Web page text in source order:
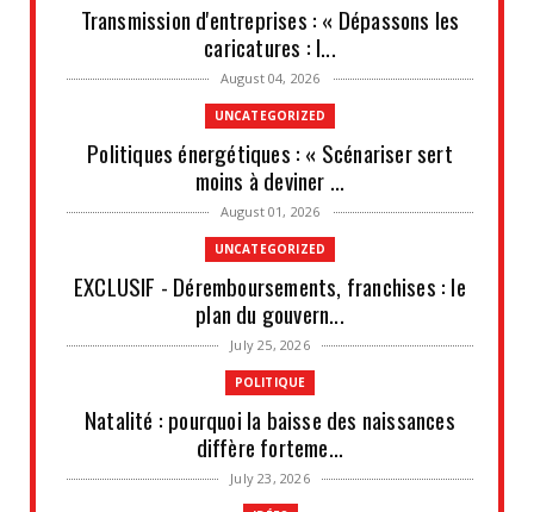
Transmission d'entreprises : « Dépassons les
caricatures : l...
August 04, 2026
UNCATEGORIZED
Politiques énergétiques : « Scénariser sert
moins à deviner ...
August 01, 2026
UNCATEGORIZED
EXCLUSIF - Déremboursements, franchises : le
plan du gouvern...
July 25, 2026
POLITIQUE
Natalité : pourquoi la baisse des naissances
diffère forteme...
July 23, 2026